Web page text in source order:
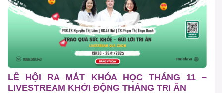
LỄ HỘI RA MẮT KHÓA HỌC THÁNG 11 –
LIVESTREAM KHỞI ĐỘNG THÁNG TRI ÂN